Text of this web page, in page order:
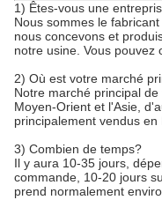
1) Êtes-vous une
Nous sommes le
nous concevons et
notre usine. Vous pouvez
2) Où est votre marché
Notre marché principal
Moyen-Orient et l'Asie,
principalement vendus
3) Combien de temps?
Il y aura 10-35 jours,
commande, 10-20 jours
prend normalement